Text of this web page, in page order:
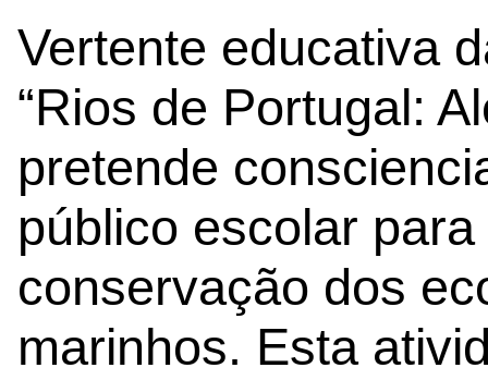
Vertente educativa
“Rios de Portugal:
pretende
público escolar
conservação dos
marinhos. Esta